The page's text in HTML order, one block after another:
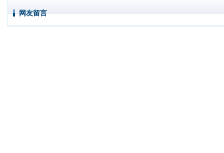
网友留言